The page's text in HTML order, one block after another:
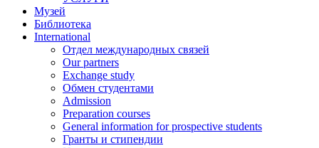
Музей
Библиотека
International
Отдел международных связей
Our partners
Exchange study
Обмен студентами
Admission
Preparation courses
General information for prospective students
Гранты и стипендии